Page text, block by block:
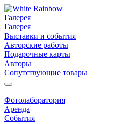
Галерея
Галерея
Выставки и события
Авторские работы
Подарочные карты
Авторы
Сопутствующие товары
Фотолаборатория
Аренда
События